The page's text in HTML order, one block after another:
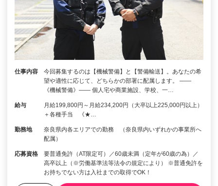
仕事内容
今回募集するのは【機械警備】と【警備輸送】。あなたの希
望や適性に応じて、どちらかの部署に配属します。 ――
《機械警備》―― 個人宅や商業施設、学校、一…
給与
月給199,800円～月給234,200円（大卒以上225,000円以上）
＋各種手当 《★…
勤務地
奈良県内各エリアでの勤務 （奈良県内いずれかの事業所へ
配属）
応募資格
要普通免許（AT限定可）／60歳未満（定年が60歳の為）／
高卒以上（※労働基準法等法令の規定により） ※普通免許を
お持ちでない方は入社までの取得でOK！